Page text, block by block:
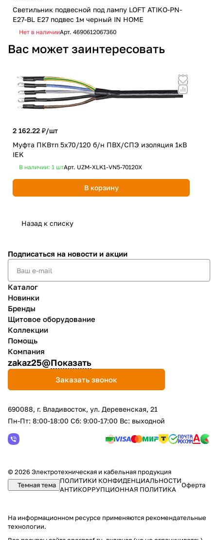
Светильник подвесной под лампу LOFT ATIKO-PN-
E27-BL Е27 подвес 1м черный IN HOME
Нет в наличииАрт. 4690612067360
Вас может заинтересовать
2 162.22 ₽/шт
Муфта ПКВтп 5х70/120 б/н ПВХ/СПЭ изоляция 1кВ
IEK
В наличии: 1 штАрт. UZM-XLK1-VN5-70120X
В корзину
Назад к списку
Подписаться на новости и акции
Каталог
Новинки
Бренды
Щитовое оборудование
Коллекции
Помощь
Компания
zakaz25@Показать
Заказать звонок
690088, г. Владивосток, yл. Деревенская, 21
Пн-Пт: 8:00-18:00 Сб: 9:00-17:00 Вс: выходной
© 2026 Электротехническая и кабельная продукция
Темная тема
ПОЛИТИКИ КОНФИДЕНЦИАЛЬНОСТИ
АНТИКОРРУПЦИОННАЯ ПОЛИТИКА
Оферта
На информационном ресурсе применяются рекомендательные
технологии.